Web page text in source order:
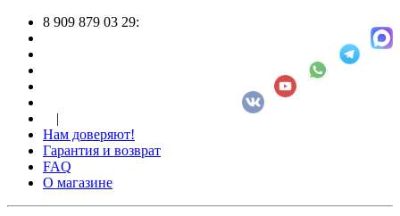
8 909 879 03 29:
|
Нам доверяют!
Гарантия и возврат
FAQ
О магазине